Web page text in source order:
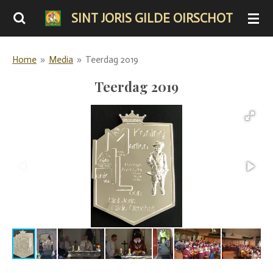
Ga
de
SINT JORIS GILDE OIRSCHOT
Home » Media » Teerdag 2019
Teerdag 2019